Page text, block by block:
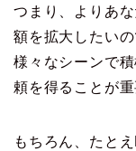
つまり、よりあ
額を拡大したい
様々なシーンで
頼を得ることが重
もちろん、たと